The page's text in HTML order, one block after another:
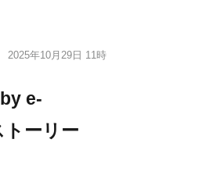
2025年10月29日 11時
e-
ーリー